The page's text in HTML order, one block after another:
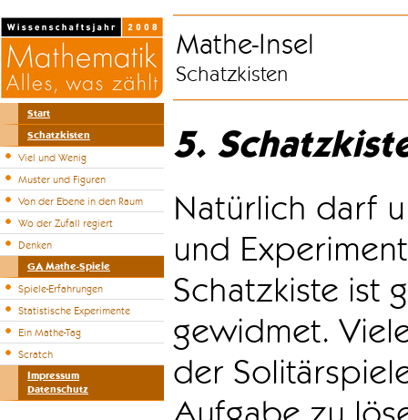
Start
Schatzkisten
Viel und Wenig
Muster und Figuren
Von der Ebene in den Raum
Wo der Zufall regiert
Denken
GA Mathe-Spiele
Spiele-Erfahrungen
Statistische Experimente
Ein Mathe-Tag
Scratch
Impressum
Datenschutz
Mathe-Insel
Schatzkisten
5.
Natürlich darf
und
Schatzkiste ist
gewidmet.
der